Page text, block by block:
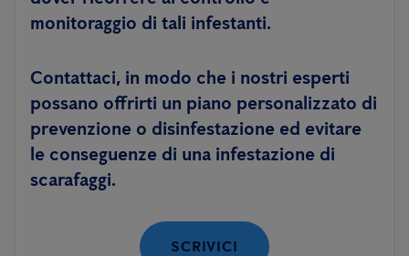
monitoraggio di tali infestanti.
Contattaci, in modo che i nostri esperti
possano offrirti un piano personalizzato di
prevenzione o disinfestazione ed evitare
le conseguenze di una infestazione di
scarafaggi.
SCRIVICI